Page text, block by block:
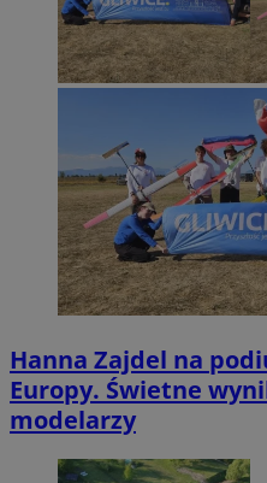
Hanna Zajdel na
Europy. Świetne
modelarzy